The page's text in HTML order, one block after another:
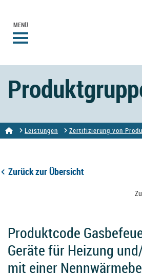
MENÜ
Leistungen Zertifizierung von
Zurück zur Übersicht
Produktcode
Geräte für Heizung
mit einer